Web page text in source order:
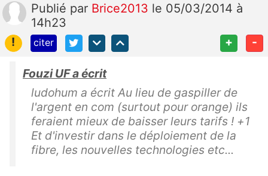
Publié par Brice2013 le 05/03/2014 à
14h23
!
citer + -
Fouzi UF a écrit
ludohum a écrit Au lieu de gaspiller de
l'argent en com (surtout pour orange) ils
feraient mieux de baisser leurs tarifs ! +1
Et d'investir dans le déploiement de la
fibre, les nouvelles technologies etc...